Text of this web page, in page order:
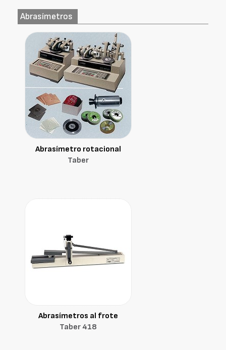
Abrasímetros
Abrasímetro rotacional
Taber
Abrasímetros al frote
Taber 418